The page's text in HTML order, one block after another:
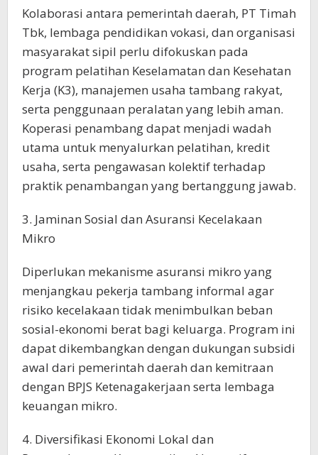
Kolaborasi antara pemerintah daerah, PT Timah
Tbk, lembaga pendidikan vokasi, dan organisasi
masyarakat sipil perlu difokuskan pada
program pelatihan Keselamatan dan Kesehatan
Kerja (K3), manajemen usaha tambang rakyat,
serta penggunaan peralatan yang lebih aman.
Koperasi penambang dapat menjadi wadah
utama untuk menyalurkan pelatihan, kredit
usaha, serta pengawasan kolektif terhadap
praktik penambangan yang bertanggung jawab.
3. Jaminan Sosial dan Asuransi Kecelakaan
Mikro
Diperlukan mekanisme asuransi mikro yang
menjangkau pekerja tambang informal agar
risiko kecelakaan tidak menimbulkan beban
sosial-ekonomi berat bagi keluarga. Program ini
dapat dikembangkan dengan dukungan subsidi
awal dari pemerintah daerah dan kemitraan
dengan BPJS Ketenagakerjaan serta lembaga
keuangan mikro.
4. Diversifikasi Ekonomi Lokal dan